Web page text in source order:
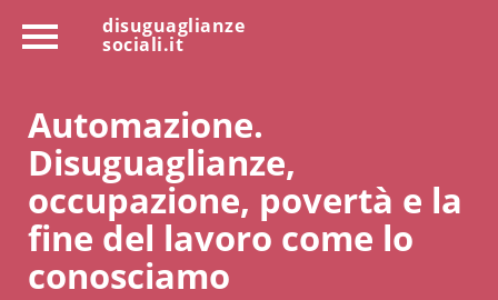
disuguaglianze
sociali.it
Automazione.
Disuguaglianze,
occupazione, povertà e la
fine del lavoro come lo
conosciamo